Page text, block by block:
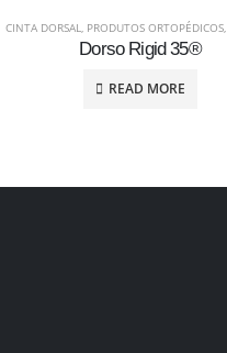
CINTA DORSAL, PRODUTOS ORTOPÉDICOS,
Dorso Rigid 35®
READ MORE